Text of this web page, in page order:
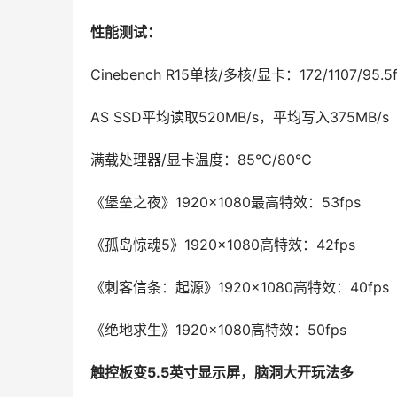
性能测试：
Cinebench R15单核/多核/显卡：172/1107/
AS SSD平均读取520MB/s，平均写入375MB/s
满载处理器/显卡温度：85℃/80℃
《堡垒之夜》1920×1080最高特效：53fps
《孤岛惊魂5》1920×1080高特效：42fps
《刺客信条：起源》1920×1080高特效：40fps
《绝地求生》1920×1080高特效：50fps
触控板变5.5英寸显示屏，脑洞大开玩法多